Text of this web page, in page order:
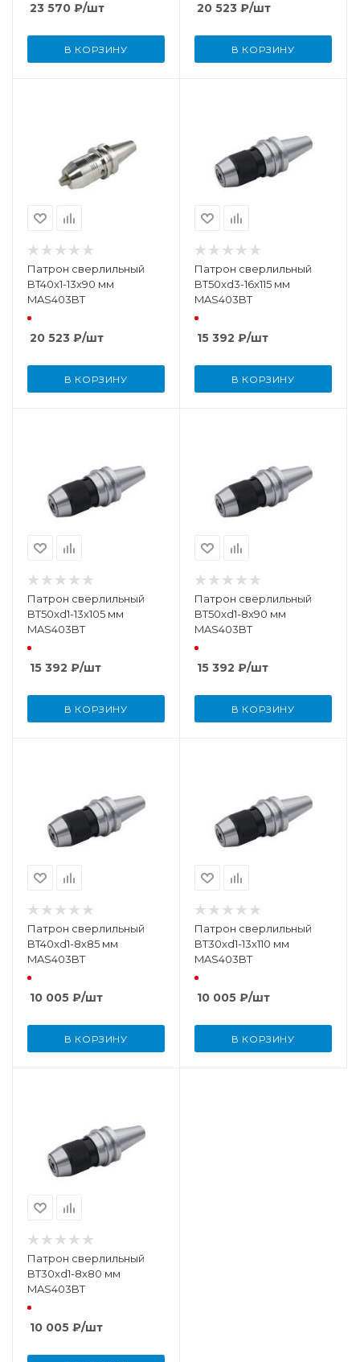
23 570 ₽/шт
В КОРЗИНУ
20 523 ₽/шт
В КОРЗИНУ
Патрон сверлильный
BT40x1-13x90 мм
MAS403BT
20 523 ₽/шт
В КОРЗИНУ
Патрон сверлильный
BT50xd3-16x115 мм
MAS403BT
15 392 ₽/шт
В КОРЗИНУ
Патрон сверлильный
BT50xd1-13x105 мм
MAS403BT
15 392 ₽/шт
В КОРЗИНУ
Патрон сверлильный
BT50xd1-8x90 мм
MAS403BT
15 392 ₽/шт
В КОРЗИНУ
Патрон сверлильный
BT40xd1-8x85 мм
MAS403BT
10 005 ₽/шт
В КОРЗИНУ
Патрон сверлильный
BT30xd1-13x110 мм
MAS403BT
10 005 ₽/шт
В КОРЗИНУ
Патрон сверлильный
BT30xd1-8x80 мм
MAS403BT
10 005 ₽/шт